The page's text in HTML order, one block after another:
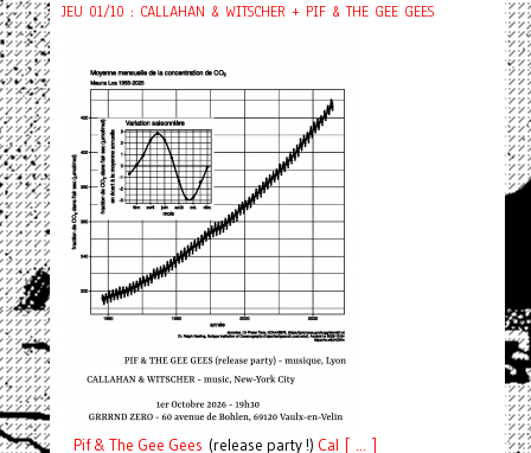
JEU 01/10 : CALLAHAN & WITSCHER + PIF & THE GEE GEES
Pif& The Gee Gees (release party !) Cal [ ... ]